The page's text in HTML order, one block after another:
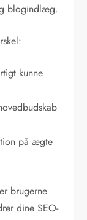
blogindlæg.
kunne
på ægte
brugerne
dine SEO-